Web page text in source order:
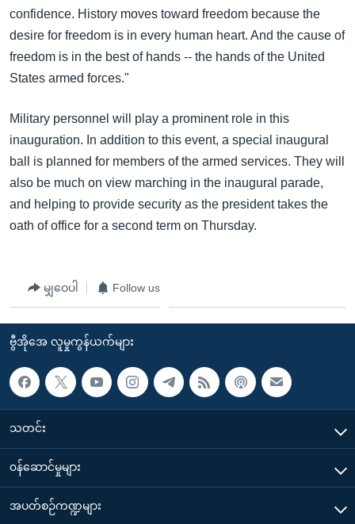
confidence. History moves toward freedom because the
desire for freedom is in every human heart. And the cause of
freedom is in the best of hands -- the hands of the United
States armed forces."
Military personnel will play a prominent role in this
inauguration. In addition to this event, a special inaugural
ball is planned for members of the armed services. They will
also be much on view marching in the inaugural parade,
and helping to provide security as the president takes the
oath of office for a second term on Thursday.
မျှဝေပါ Follow us
ဗွီအိုအေ လူမှုကွန်ယက်များ
သတင်း
၀န်ဆောင်မှုများ
အပတ်စဉ်ကဏ္ဍများ